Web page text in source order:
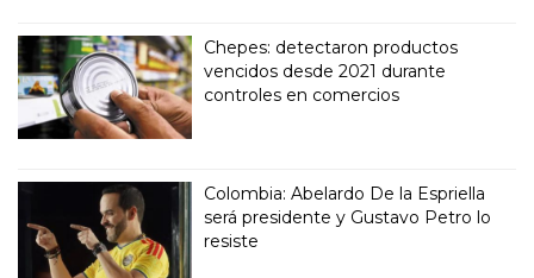
Chepes: detectaron productos
vencidos desde 2021 durante
controles en comercios
Colombia: Abelardo De la Espriella
será presidente y Gustavo Petro lo
resiste